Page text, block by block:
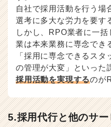
自社で採用活動を行う場
選考に多大な労力を要す
しかし、RPO業者に一
業は本来業務に専念でき
「採用に専念できるス
の管理が大変」といった
採用活動を実現するのが
5.採用代行と他のサ